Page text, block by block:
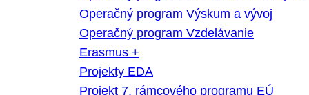
Operačný program Výskum a vývoj
Operačný program Vzdelávanie
Erasmus +
Projekty EDA
Projekt 7. rámcového programu EÚ